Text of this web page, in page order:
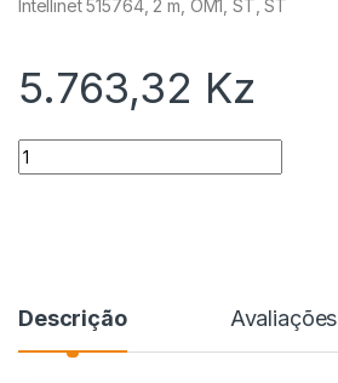
Intellinet 515764, 2 m, OM1, ST, ST
5.763,32 Kz
Quantidade
Descrição Avaliações